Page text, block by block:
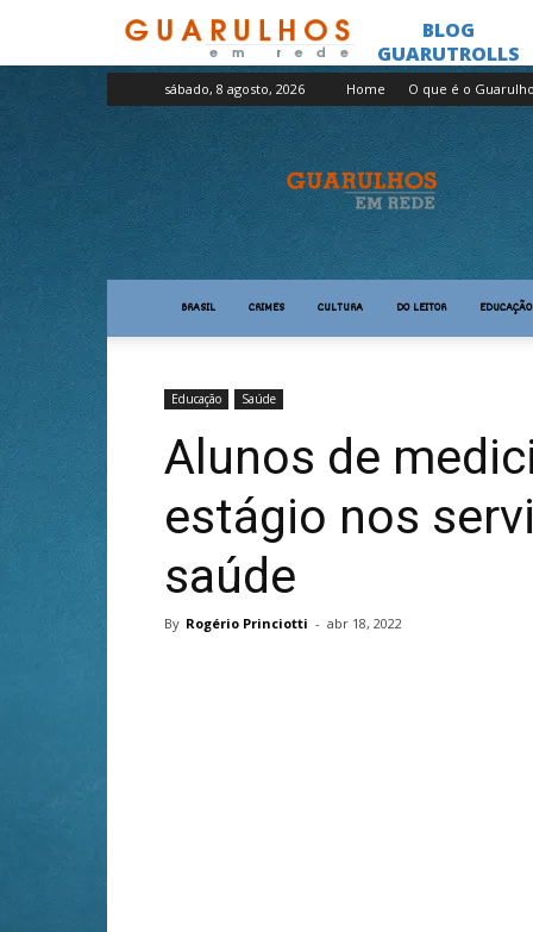
sábado, 8 agosto, 2026 Home O que é o
Guarulhos
em
Rede
BRASIL CRIMES CULTURA DO LEITOR EDUCAÇÃO
Educação Saúde
Alunos de
estágio nos
saúde
By Rogério Princiotti - abr 18, 2022